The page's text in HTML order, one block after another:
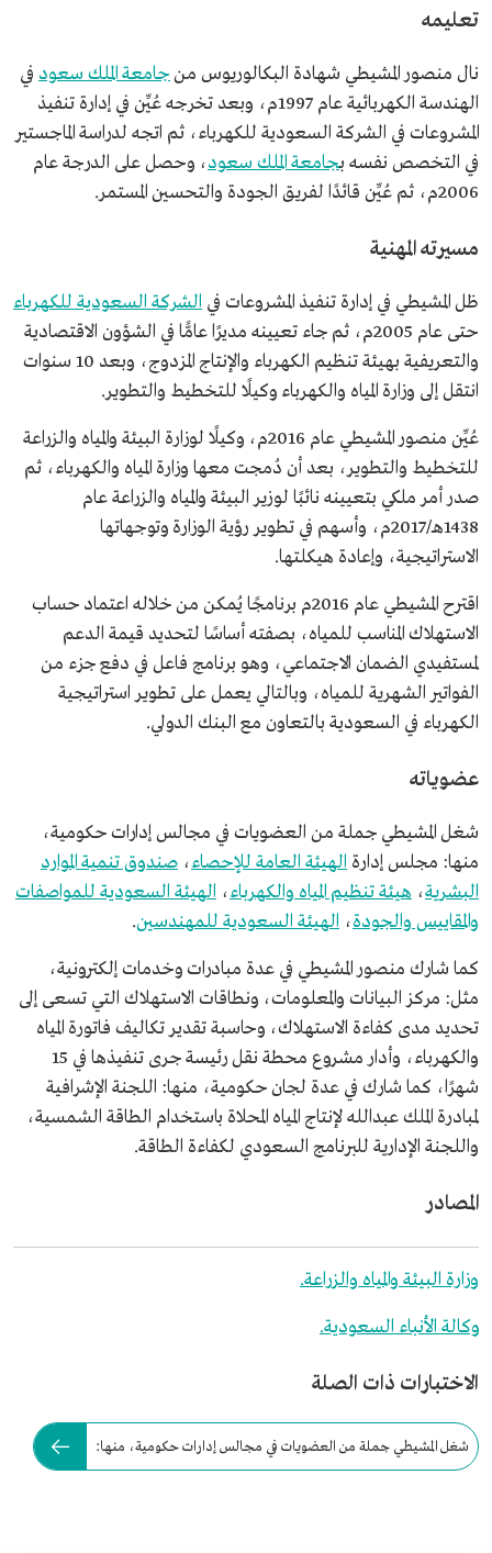
المؤهلات العلمية
تعليمه
نال منصور المشيطي شهادة البكالوريوس منجامعة الملك سعود في
الهندسة الكهربائية عام 1997م، وبعد تخرجه عُيِّن في إدارة تنفيذ
المشروعات في الشركة السعودية للكهرباء، ثم اتجه لدراسة الماجستير
في التخصص نفسه بجامعة الملك سعود، وحصل على الدرجة عام
2006م، ثم عُيِّن قائدًا لفريق الجودة والتحسين المستمر.
مسيرته المهنية
ظل المشيطي في إدارة تنفيذ المشروعات في الشركة السعودية للكهرباء
حتى عام 2005م، ثم جاء تعيينه مديرًا عامًّا في الشؤون الاقتصادية
والتعريفية بهيئة تنظيم الكهرباء والإنتاج المزدوج، وبعد 10 سنوات
انتقل إلى وزارة المياه والكهرباء وكيلًا للتخطيط والتطوير.
عُيِّن منصور المشيطي عام 2016م، وكيلًا لوزارة البيئة والمياه والزراعة
للتخطيط والتطوير، بعد أن دُمجت معها وزارة المياه والكهرباء، ثم
صدر أمر ملكي بتعيينه نائبًا لوزير البيئة والمياه والزراعة عام
1438هـ/2017م، وأسهم في تطوير رؤية الوزارة وتوجهاتها
الاستراتيجية، وإعادة هيكلتها.
اقترح المشيطي عام 2016م برنامجًا يُمكن من خلاله اعتماد حساب
الاستهلاك المناسب للمياه، بصفته أساسًا لتحديد قيمة الدعم
لمستفيدي الضمان الاجتماعي، وهو برنامج فاعل في دفع جزء من
الفواتير الشهرية للمياه، وبالتالي يعمل على تطوير استراتيجية
الكهرباء في السعودية بالتعاون مع البنك الدولي.
عضوياته
شغل المشيطي جملة من العضويات في مجالس إدارات حكومية،
منها: مجلس إدارة الهيئة العامة للإحصاء، صندوق تنمية الموارد
البشرية، هيئة تنظيم المياه والكهرباء، الهيئة السعودية للمواصفات
والمقاييس والجودة، الهيئة السعودية للمهندسين.
كما شارك منصور المشيطي في عدة مبادرات وخدمات إلكترونية،
مثل: مركز البيانات والمعلومات، ونطاقات الاستهلاك التي تسعى إلى
تحديد مدى كفاءة الاستهلاك، وحاسبة تقدير تكاليف فاتورة المياه
والكهرباء، وأدار مشروع محطة نقل رئيسة جرى تنفيذها في 15
شهرًا، كما شارك في عدة لجان حكومية، منها: اللجنة الإشرافية
لمبادرة الملك عبدالله لإنتاج المياه المحلاة باستخدام الطاقة الشمسية،
واللجنة الإدارية للبرنامج السعودي لكفاءة الطاقة.
المصادر
وزارة البيئة والمياه والزراعة.
وكالة الأنباء السعودية.
الاختبارات ذات الصلة
شغل المشيطي جملة من العضويات في مجالس إدارات حكومية، منها: